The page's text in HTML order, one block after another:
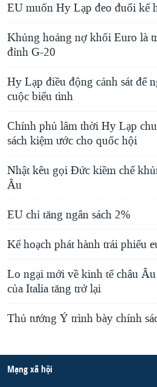
EU muốn Hy Lạp đeo đuổi kế
Khủng hoảng nợ khối Euro là
đỉnh G-20
Hy Lạp điều động cảnh sát để
cuộc biểu tình
Chính phủ lâm thời Hy Lạp
sách kiệm ước cho quốc hội
Nhật kêu gọi Đức kiềm chế
Âu
EU chỉ tăng ngân sách 2%
Kế hoạch phát hành trái phiếu
Lo ngại mới về kinh tế châu
của Italia tăng trở lại
Thủ tướng Ý trình bày chính
Mạng xã hội